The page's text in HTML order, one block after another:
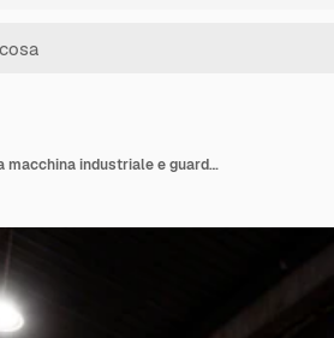
Ritratto di operaia femminile in piedi vicino a una macchina industriale e guardando il processo di produzione